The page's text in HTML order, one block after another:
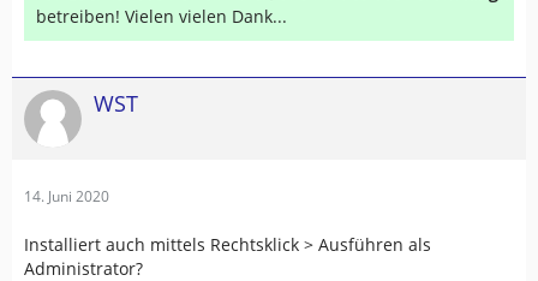
betreiben! Vielen vielen Dank...
WST
14. Juni 2020
Installiert auch mittels Rechtsklick > Ausführen als
Administrator?